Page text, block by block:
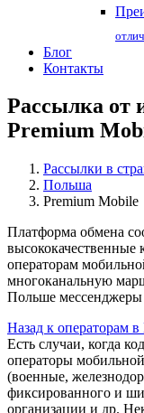
Блог
Контакты
Рассылка от
Premium
Рассылки в
Польша
Premium Mobile
Платформа обмена
операторам
многоканальную
Польше
Назад к операторам
Есть случаи, когда
операторы
(военные,
фиксированного и
организации и др.